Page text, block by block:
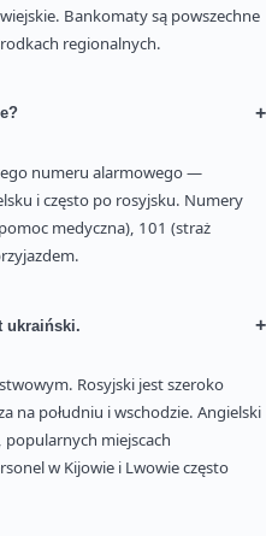
Bankomaty są powszechne
regionalnych.
+
numeru alarmowego —
i często po rosyjsku. Numery
medyczna), 101 (straż
ukraiński. +
Rosyjski jest szeroko
na południu i wschodzie. Angielski
miejscach
w Kijowie i Lwowie często